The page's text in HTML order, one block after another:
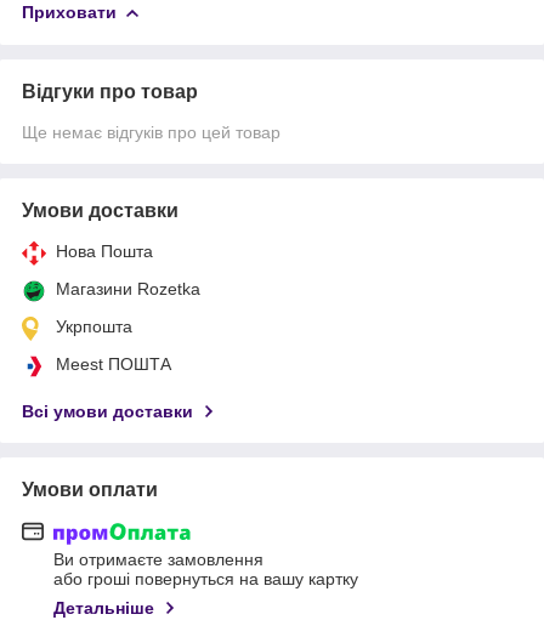
Приховати
Відгуки про товар
Ще немає відгуків про цей товар
Умови доставки
Нова Пошта
Магазини Rozetka
Укрпошта
Meest ПОШТА
Всі умови доставки
Умови оплати
Ви отримаєте замовлення
або гроші повернуться на вашу картку
Детальніше